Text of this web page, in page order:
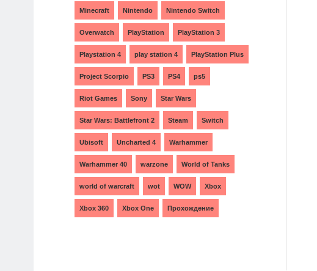
Minecraft Nintendo Nintendo Switch
Overwatch PlayStation PlayStation 3
Playstation 4 play station 4 PlayStation Plus
Project Scorpio PS3 PS4 ps5
Riot Games Sony Star Wars
Star Wars: Battlefront 2 Steam Switch
Ubisoft Uncharted 4 Warhammer
Warhammer 40 warzone World of Tanks
world of warcraft wot WOW Xbox
Xbox 360 Xbox One Прохождение